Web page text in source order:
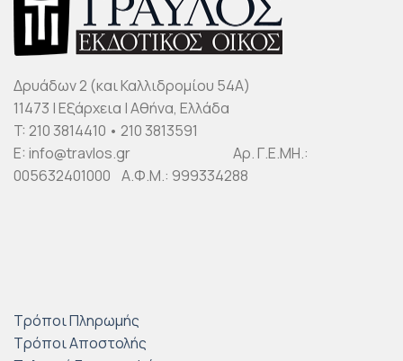
Δρυάδων 2 (και Καλλιδρομίου 54Α)
11473 | Εξάρχεια | Αθήνα, Ελλάδα
T: 210 3814410 • 210 3813591
E: info@travlos.gr Αρ. Γ.Ε.ΜΗ.:
005632401000 Α.Φ.Μ.: 999334288
Τρόποι Πληρωμής
Τρόποι Αποστολής